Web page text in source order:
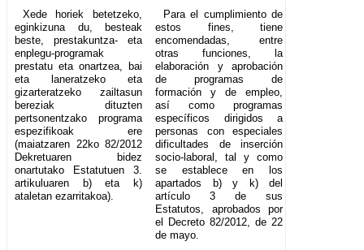
Xede horiek betetzeko,
eginkizuna du, besteak
beste, prestakuntza- eta
enplegu-programak
prestatu eta onartzea, bai
eta laneratzeko eta
gizarteratzeko zailtasun
bereziak dituzten
pertsonentzako programa
espezifikoak ere
(maiatzaren 22ko 82/2012
Dekretuaren bidez
onartutako Estatutuen 3.
artikuluaren b) eta k)
ataletan ezarritakoa).
Para el cumplimiento de
estos fines, tiene
encomendadas, entre
otras funciones, la
elaboración y aprobación
de programas de
formación y de empleo,
así como programas
específicos dirigidos a
personas con especiales
dificultades de inserción
socio-laboral, tal y como
se establece en los
apartados b) y k) del
artículo 3 de sus
Estatutos, aprobados por
el Decreto 82/2012, de 22
de mayo.